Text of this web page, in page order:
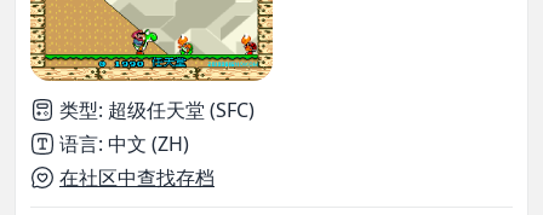
类型: 超级任天堂 (SFC)
语言: 中文 (ZH)
在社区中查找存档